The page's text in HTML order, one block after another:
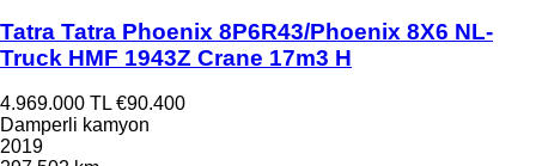
Tatra Tatra Phoenix 8P6R43/Phoenix 8X6 NL-
Truck HMF 1943Z Crane 17m3 H
4.969.000 TL €90.400
Damperli kamyon
2019